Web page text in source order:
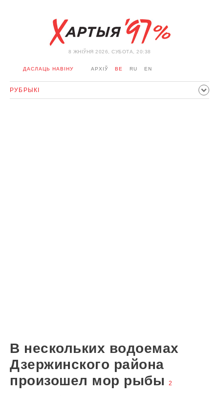
8 ЖНIЎНЯ 2026, СУБОТА, 20:38
ДАСЛАЦЬ НАВІНУ АРХІЎ BE RU EN
РУБРЫКІ
В нескольких водоемах
Дзержинского района
произошел мор рыбы
2